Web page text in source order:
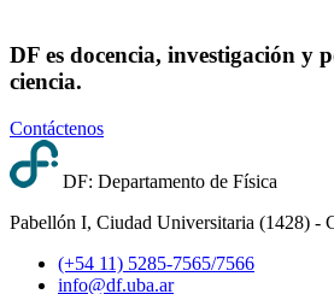
DF es docencia, investigación y
ciencia.
Contáctenos
DF: Departamento de Física
Pabellón I, Ciudad Universitaria (1428) -
(+54 11) 5285-7565/7566
info@df.uba.ar